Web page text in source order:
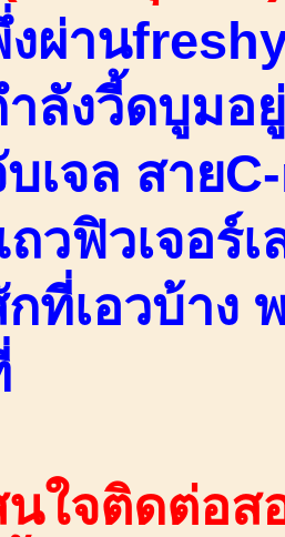
ผ่าน
ลังวี้ดบูมอ
เจล สาย
ถวฟิวเจอร์
ที่เอวบ้าง
นใจติดต่อส